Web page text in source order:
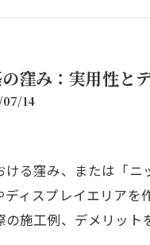
窪み：実用性と
14
ける窪み、または「ニ
ディスプレイエリア
の施工例、デメリット